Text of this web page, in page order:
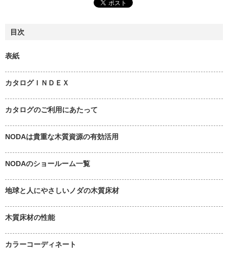
目次
表紙
カタログＩＮＤＥＸ
カタログのご利用にあたって
NODAは貴重な木質資源の有効活用
NODAのショールーム一覧
地球と人にやさしいノダの木質床材
木質床材の性能
カラーコーディネート